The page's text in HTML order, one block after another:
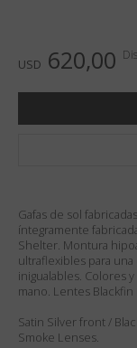
USD 620,00
Gafas de sol
íntegramente
Shelter. Montura
ultraflexibles para
inigualables. Colores
mano. Lentes
Satin Silver front /
Smoke Lenses.